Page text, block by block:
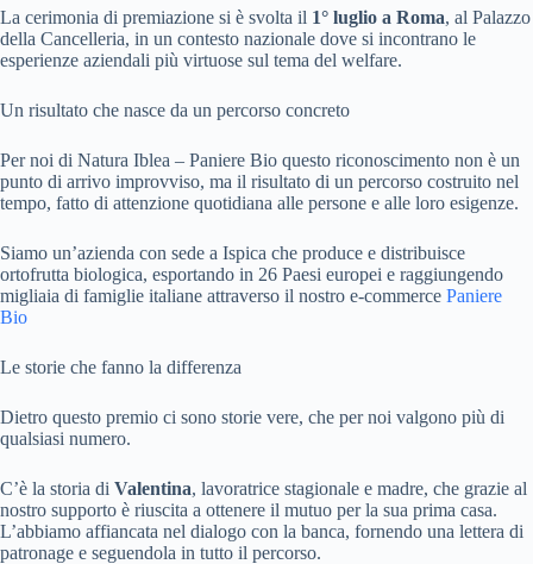
La cerimonia di premiazione si è svolta il 1° luglio a Roma, al Palazzo
della Cancelleria, in un contesto nazionale dove si incontrano le
esperienze aziendali più virtuose sul tema del welfare.
Un risultato che nasce da un percorso concreto
Per noi di Natura Iblea – Paniere Bio questo riconoscimento non è un
punto di arrivo improvviso, ma il risultato di un percorso costruito nel
tempo, fatto di attenzione quotidiana alle persone e alle loro esigenze.
Siamo un’azienda con sede a Ispica che produce e distribuisce
ortofrutta biologica, esportando in 26 Paesi europei e raggiungendo
migliaia di famiglie italiane attraverso il nostro e-commerce Paniere
Bio
Le storie che fanno la differenza
Dietro questo premio ci sono storie vere, che per noi valgono più di
qualsiasi numero.
C’è la storia di Valentina, lavoratrice stagionale e madre, che grazie al
nostro supporto è riuscita a ottenere il mutuo per la sua prima casa.
L’abbiamo affiancata nel dialogo con la banca, fornendo una lettera di
patronage e seguendola in tutto il percorso.